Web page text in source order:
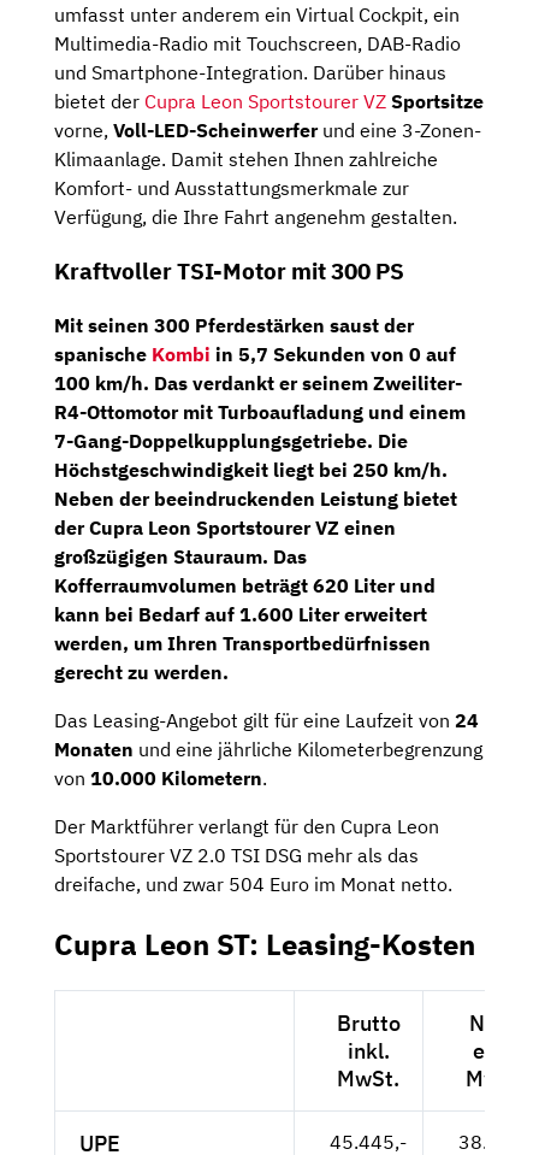
umfasst unter anderem ein Virtual Cockpit, ein
Multimedia-Radio mit Touchscreen, DAB-Radio
und Smartphone-Integration. Darüber hinaus
bietet der Cupra Leon Sportstourer VZ Sportsitze
vorne, Voll-LED-Scheinwerferund eine 3-Zonen-
Klimaanlage. Damit stehen Ihnen zahlreiche
Komfort- und Ausstattungsmerkmale zur
Verfügung, die Ihre Fahrt angenehm gestalten.
Kraftvoller TSI-Motor mit 300 PS
Mit seinen 300 Pferdestärken saust der
spanische Kombi in 5,7 Sekunden von 0 auf
100 km/h. Das verdankt er seinem Zweiliter-
R4-Ottomotormit Turboaufladung und einem
7-Gang-Doppelkupplungsgetriebe. Die
Höchstgeschwindigkeit liegt bei 250 km/h.
Neben der beeindruckenden Leistung bietet
der Cupra Leon Sportstourer VZ einen
großzügigen Stauraum. Das
Kofferraumvolumen beträgt 620 Liter und
kann bei Bedarf auf 1.600 Liter erweitert
werden, um Ihren Transportbedürfnissen
gerecht zu werden.
Das Leasing-Angebot gilt für eine Laufzeit von 24
Monaten und eine jährliche Kilometerbegrenzung
von 10.000 Kilometern.
Der Marktführer verlangt für den Cupra Leon
Sportstourer VZ 2.0 TSI DSG mehr als das
dreifache, und zwar 504 Euro im Monat netto.
Cupra Leon ST: Leasing-Kosten
Brutto
inkl.
MwSt.
Netto
exkl.
MwSt.
UPE
45.445,-
38.189,-